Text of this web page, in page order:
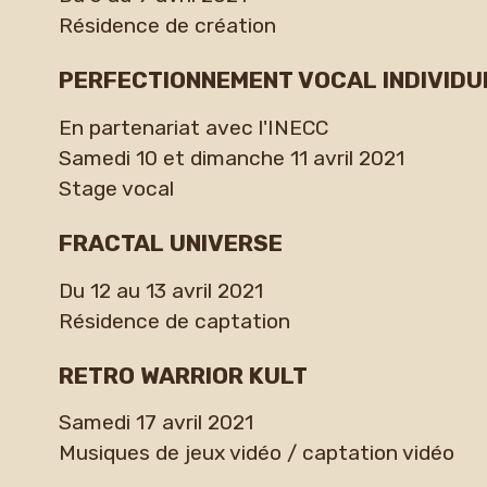
Résidence de création
PERFECTIONNEMENT VOCAL
En partenariat avec l'INECC
Samedi 10 et dimanche 11 avril 2021
Stage vocal
FRACTAL UNIVERSE
Du 12 au 13 avril 2021
Résidence de captation
RETRO WARRIOR KULT
Samedi 17 avril 2021
Musiques de jeux vidéo / captation vidéo